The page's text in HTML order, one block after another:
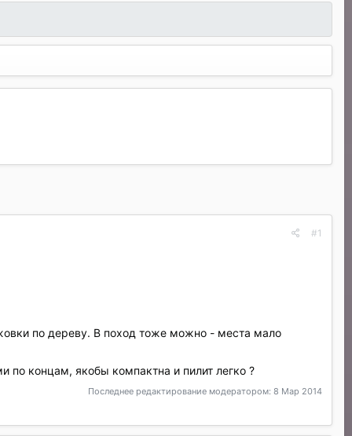
#1
по дереву. В поход тоже можно - места мало
по концам, якобы компактна и пилит легко ?
Последнее редактирование модератором: 8 Мар 2014